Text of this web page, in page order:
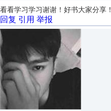
看看学习学习谢谢！好书大家分享！
回复 引用 举报